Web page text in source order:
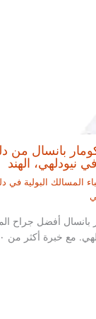
كومار بانسال
نيودلهي، الهند
المسالك البولية في دلهي
بانسال أفضل جراح